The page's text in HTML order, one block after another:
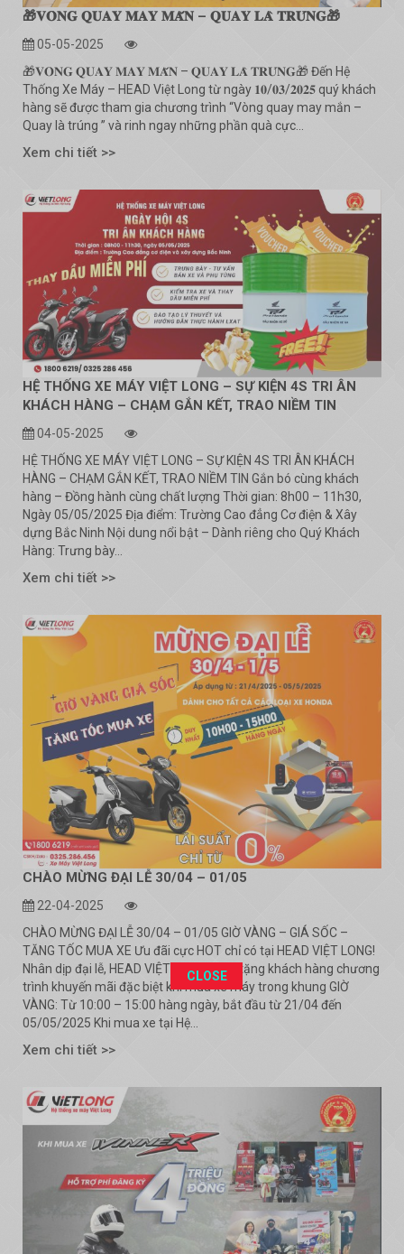
🎁𝐕𝐎̀𝐍𝐆 𝐐𝐔𝐀𝐘 𝐌𝐀𝐘 𝐌𝐀̆́𝐍 – 𝐐𝐔𝐀𝐘 𝐋𝐀̀ 𝐓𝐑𝐔́𝐍𝐆🎁
05-05-2025
🎁𝐕𝐎̀𝐍𝐆 𝐐𝐔𝐀𝐘 𝐌𝐀𝐘 𝐌𝐀̆́𝐍 – 𝐐𝐔𝐀𝐘 𝐋𝐀̀ 𝐓𝐑𝐔́𝐍𝐆🎁 Đến Hệ
Thống Xe Máy – HEAD Việt Long từ ngày 𝟏𝟎/𝟎𝟑/𝟐𝟎𝟐𝟓 quý khách
hàng sẽ được tham gia chương trình “Vòng quay may mắn –
Quay là trúng ” và rinh ngay những phần quà cực...
Xem chi tiết >>
HỆ THỐNG XE MÁY VIỆT LONG – SỰ KIỆN 4S TRI ÂN
KHÁCH HÀNG – CHẠM GẮN KẾT, TRAO NIỀM TIN
04-05-2025
HỆ THỐNG XE MÁY VIỆT LONG – SỰ KIỆN 4S TRI ÂN KHÁCH
HÀNG – CHẠM GẮN KẾT, TRAO NIỀM TIN Gắn bó cùng khách
hàng – Đồng hành cùng chất lượng Thời gian: 8h00 – 11h30,
Ngày 05/05/2025 Địa điểm: Trường Cao đẳng Cơ điện & Xây
dựng Bắc Ninh Nội dung nổi bật – Dành riêng cho Quý Khách
Hàng: Trưng bày...
Xem chi tiết >>
CHÀO MỪNG ĐẠI LỄ 30/04 – 01/05
22-04-2025
CHÀO MỪNG ĐẠI LỄ 30/04 – 01/05 GIỜ VÀNG – GIÁ SỐC –
TĂNG TỐC MUA XE Ưu đãi cực HOT chỉ có tại HEAD VIỆT LONG!
Nhân dịp đại lễ, HEAD VIỆT LONG dành tặng khách hàng chương
trình khuyến mãi đặc biệt khi mua xe máy trong khung GIỜ
VÀNG: Từ 10:00 – 15:00 hàng ngày, bắt đầu từ 21/04 đến
05/05/2025 Khi mua xe tại Hệ...
Xem chi tiết >>
This popup will close in:1991
CLOSE